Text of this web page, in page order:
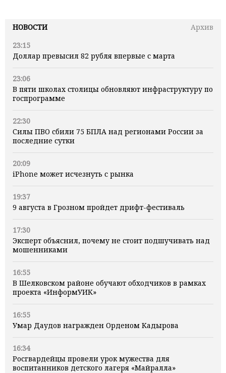
НОВОСТИ
Архив
23:15
Доллар превысил 82 рубля впервые с марта
23:06
В пяти школах столицы обновляют инфраструктуру по
госпрограмме
22:30
Силы ПВО сбили 75 БПЛА над регионами России за
последние сутки
20:09
iPhone может исчезнуть с рынка
19:37
9 августа в Грозном пройдет дрифт-фестиваль
17:30
Эксперт объяснил, почему не стоит подшучивать над
мошенниками
16:55
В Шелковском районе обучают обходчиков в рамках
проекта «ИнформУИК»
16:55
Умар Даудов награжден Орденом Кадырова
16:34
Росгвардейцы провели урок мужества для
воспитанников детского лагеря «Майралла»